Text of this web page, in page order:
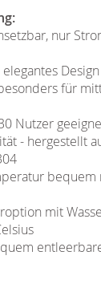
nur
für
Nutzer
- hergestellt
bequem
mit